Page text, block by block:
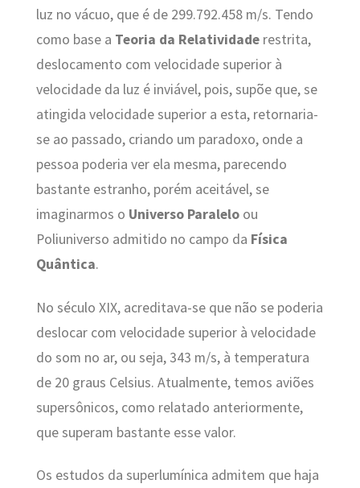
luz no vácuo, que é de 299.792.458 m/s. Tendo
como base a Teoria da Relatividaderestrita,
deslocamento com velocidade superior à
velocidade da luz é inviável, pois, supõe que, se
atingida velocidade superior a esta, retornaria-
se ao passado, criando um paradoxo, onde a
pessoa poderia ver ela mesma, parecendo
bastante estranho, porém aceitável, se
imaginarmos o Universo Paraleloou
Poliuniverso admitido no campo da Física
Quântica.
No século XIX, acreditava-se que não se poderia
deslocar com velocidade superior à velocidade
do som no ar, ou seja, 343 m/s, à temperatura
de 20 graus Celsius. Atualmente, temos aviões
supersônicos, como relatado anteriormente,
que superam bastante esse valor.
Os estudos da superlumínica admitem que haja